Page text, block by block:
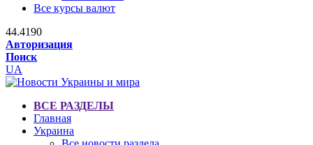
Все курсы валют
44.4190
Авторизация
Поиск
UA
ВСЕ РАЗДЕЛЫ
Главная
Украина